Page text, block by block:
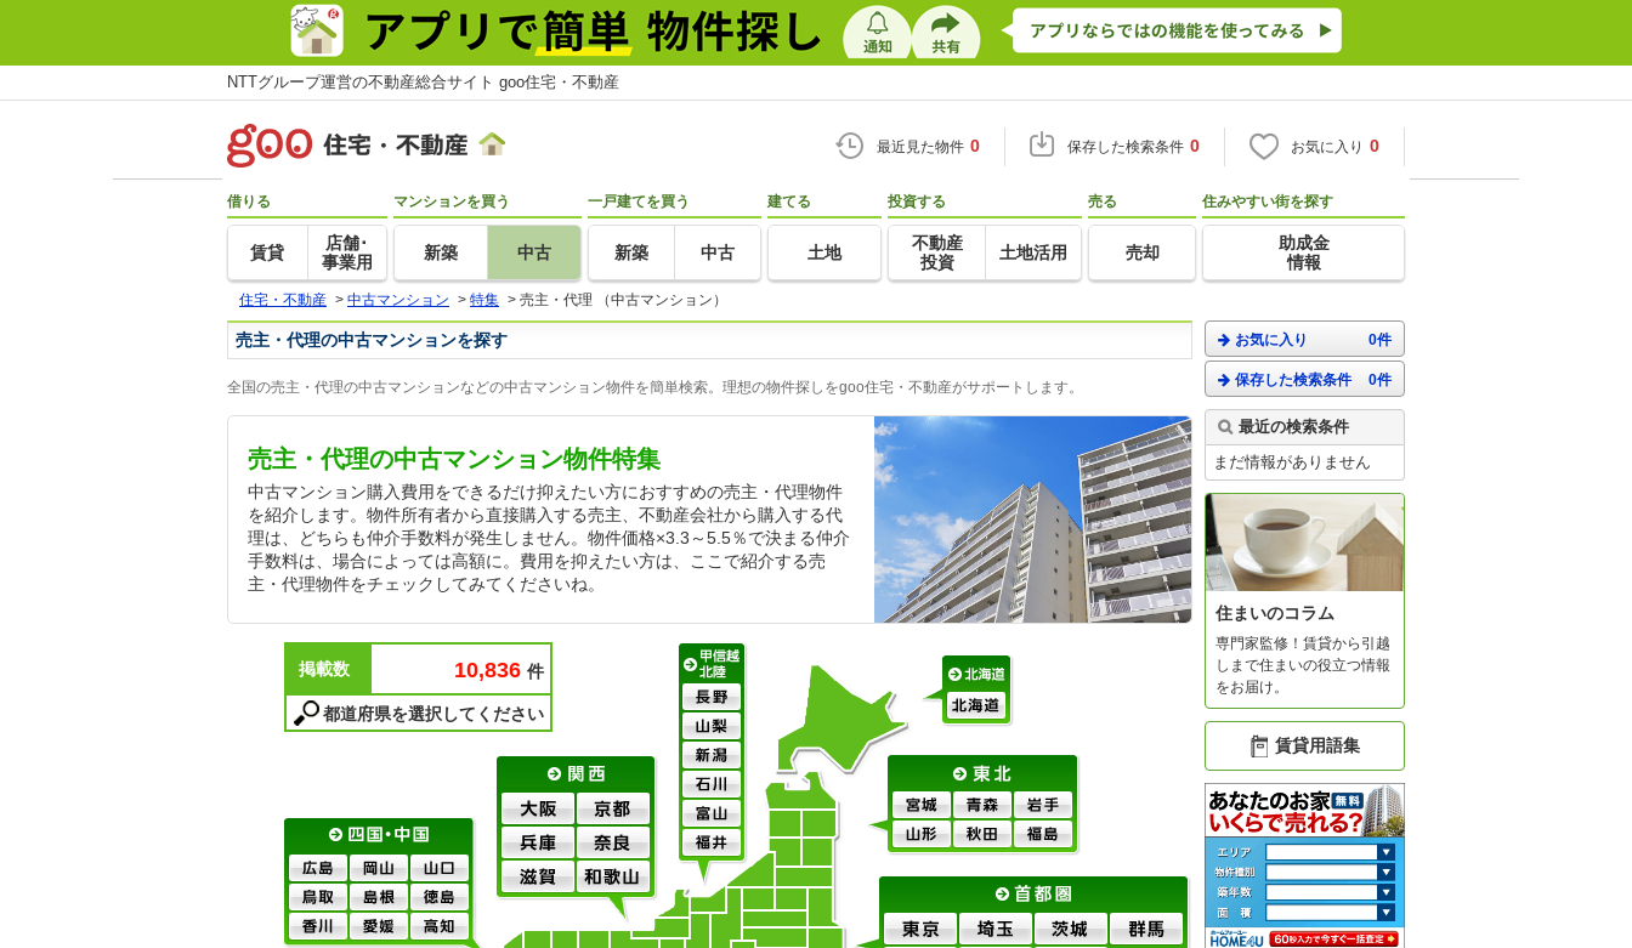
NTTグループ運営の不動産総合サイト goo住宅・不動産
最近見た物件 0 保存した検索条件 0 お気に入り 0
借りる
賃貸
店舗･
事業用
マンションを買う
新築 中古
一戸建てを買う
新築 中古
建てる
土地
投資する
不動産
投資
土地活用
売る
売却
住みやすい街を探す
助成金
情報
住宅・不動産 > 中古マンション > 特集 > 売主・代理 （中古マンション）
売主・代理の中古マンションを探す
全国の売主・代理の中古マンションなどの中古マンション物件を簡単検索。理想の物件探しをgoo住宅・不動産がサポートします。
売主・代理の中古マンション物件特集
中古マンション購入費用をできるだけ抑えたい方におすすめの売主・代理物件
を紹介します。物件所有者から直接購入する売主、不動産会社から購入する代
理は、どちらも仲介手数料が発生しません。物件価格×3.3～5.5％で決まる仲介
手数料は、場合によっては高額に。費用を抑えたい方は、ここで紹介する売
主・代理物件をチェックしてみてくださいね。
掲載数 10,836 件
都道府県を選択してください
お気に入り 0件
保存した検索条件 0件
最近の検索条件
まだ情報がありません
住まいのコラム
専門家監修！賃貸から引越
しまで住まいの役立つ情報
をお届け。
賃貸用語集